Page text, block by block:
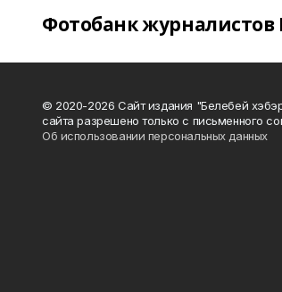
Фотобанк журналистов
© 2020-2026 Сайт издания "Белебей
сайта разрешено только с письменного
Об использовании персональных данных